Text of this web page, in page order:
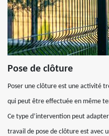
Pose de clôture
Poser une clôture est une activité
qui peut être effectuée en même
Ce type d’intervention peut
travail de pose de clôture est avec